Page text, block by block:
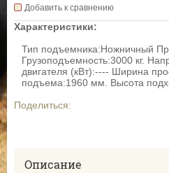
Добавить к сравнению
Характеристики:
Тип подъемника:Ножничный
Грузоподъемность:3000 кг.
двигателя (кВт):---- Ширина
подъема:1960 мм. Высота
Поделиться:
Описание